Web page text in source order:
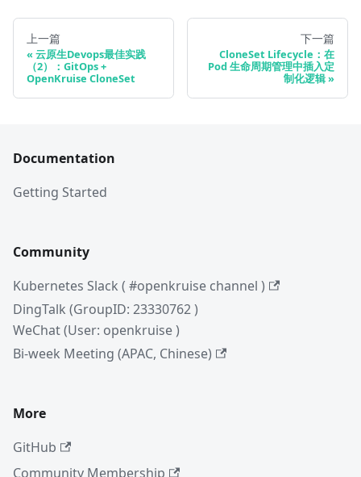
上一篇
云原生Devops最佳实践
（2）：GitOps +
OpenKruise CloneSet
下一篇
CloneSet Lifecycle：在
Pod 生命周期管理中插入定
制化逻辑
Documentation
Getting Started
Community
Kubernetes Slack ( #openkruise channel )
DingTalk (GroupID: 23330762 )
WeChat (User: openkruise )
Bi-week Meeting (APAC, Chinese)
More
GitHub
Community Membership